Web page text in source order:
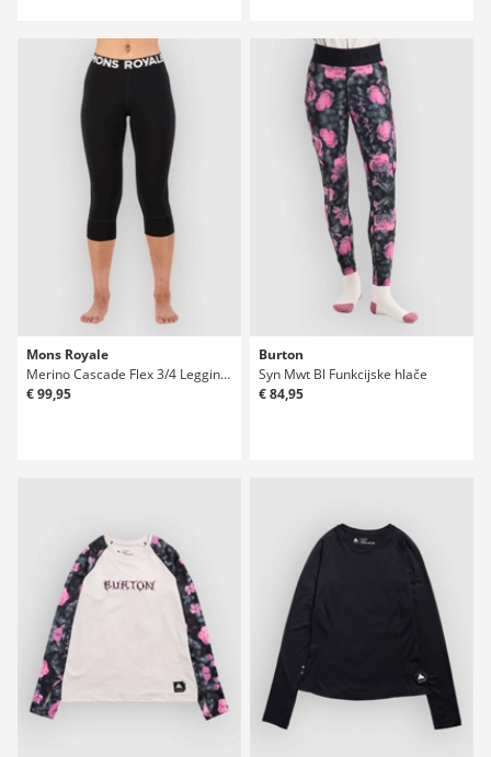
Mons Royale
Merino Cascade Flex 3/4 Legging Funkcijske hlače
€ 99,95
Burton
Syn Mwt Bl Funkcijske hlače
€ 84,95